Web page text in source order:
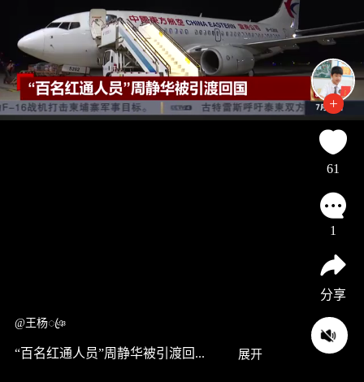
@王杨ꦿঞ
“百名红通人员”周静华被引渡回... 展开
61
1
分享